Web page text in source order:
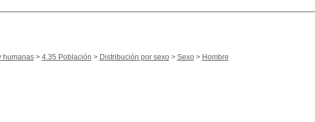
humanas> 4.35 Población > Distribución por sexo> Sexo> Hombre